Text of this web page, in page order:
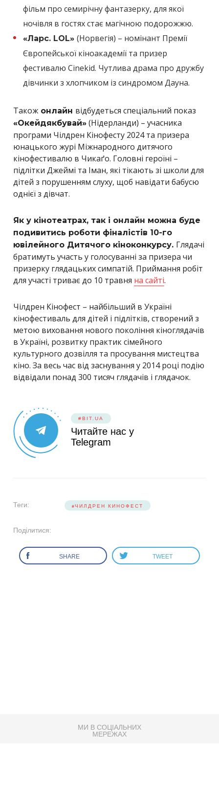
фільм про семирічну фантазерку, для якої
ночівля в гостях стає магічною подорожжю.
«Ларс. LOL» (Норвегія) – номінант Премії
Європейської кіноакадемії та призер
фестивалю Cinekid. Чутлива драма про дружбу
дівчинки з хлопчиком із синдромом Дауна.
Також онлайн відбудеться спеціальний показ
«Окейдякбувай» (Нідерланди) – учасника
програми Чілдрен Кінофесту 2024 та призера
юнацького журі Міжнародного дитячого
кінофестивалю в Чикаґо. Головні героїні –
підлітки Джеймі та Іман, які тікають зі школи для
дітей з порушенням слуху, щоб навідати бабусю
однієї з дівчат.
Як у кінотеатрах, так і онлайн можна буде
подивитись роботи фіналістів 10-го
ювілейного Дитячого кіноконкурсу. Глядачі
братимуть участь у голосуванні за призера чи
призерку глядацьких симпатій. Приймання робіт
для участі триває до 10 травня на сайті.
Чілдрен Кінофест – найбільший в Україні
кінофестиваль для дітей і підлітків, створений з
метою виховання нового покоління кіноглядачів
в Україні, розвитку практик сімейного
культурного дозвілля та просування мистецтва
кіно. За весь час від заснування у 2014 році подію
відвідали понад 300 тисяч глядачів і глядачок.
#BIT.UA
Читайте нас у
Telegram
Теги: ЧИЛДРЕН КИНОФЕСТ
Поділитися:
SHARE TWEET
МИ В СОЦІАЛЬНИХ
МЕРЕЖАХ